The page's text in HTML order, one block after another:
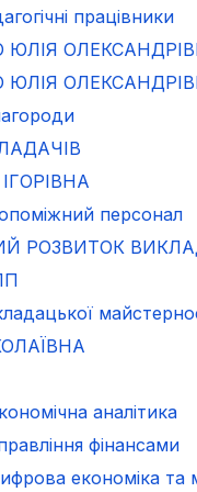
працівники
ЮЛІЯ
ЮЛІЯ
персонал
РОЗВИТОК
аналітика
фінансами
економіка